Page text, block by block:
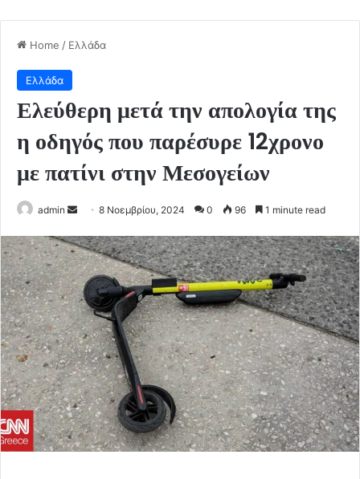
Home / Ελλάδα
Ελλάδα
Ελεύθερη μετά την απολογία της
η οδηγός που παρέσυρε 12χρονο
με πατίνι στην Μεσογείων
admin
Send
email
8 Νοεμβρίου, 2024 0 96 1 minute read